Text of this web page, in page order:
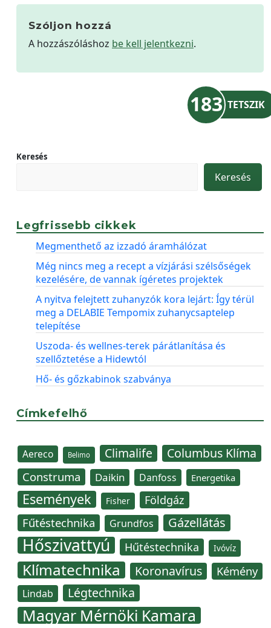
Szóljon hozzá
A hozzászóláshoz be kell jelentkezni.
183 TETSZIK
Keresés
Keresés
Legfrissebb cikkek
Megmenthető az izzadó áramhálózat
Még nincs meg a recept a vízjárási szélsőségek
kezelésére, de vannak ígéretes projektek
A nyitva felejtett zuhanyzók kora lejárt: Így térül
meg a DELABIE Tempomix zuhanycsaptelep
telepítése
Uszoda- és wellnes-terek párátlanítása és
szellőztetése a Hidewtól
Hő- és gőzkabinok szabványa
Címkefelhő
Aereco Belimo Climalife Columbus Klíma
Construma Daikin Danfoss Energetika
Események Fisher Földgáz
Fűtéstechnika Grundfos Gázellátás
Hőszivattyú Hűtéstechnika Ivóvíz
Klímatechnika Koronavírus Kémény
Lindab Légtechnika
Magyar Mérnöki Kamara